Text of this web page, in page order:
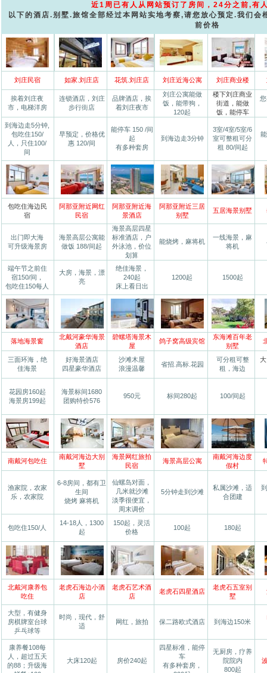
近1周已有人从网站预订了房间，24分之前,有
以下的酒店.别墅.旅馆全部经过本网站实地考察,请您放心预定.我们会
前价格
刘庄民宿 如家.刘庄店 花筑.刘庄店 刘庄近海公寓 刘庄商业楼
挨着刘庄夜
市，电梯洋房
连锁酒店，刘庄
步行街店
品牌酒店，挨
着刘庄夜市
刘庄公寓能做
饭，能带狗，
120起
楼下刘庄商业
街道，能做
饭，能停车
到海边走5分钟,
包吃住150/
人，只住100/
间
早预定，价格优
惠 120/间
能停车 150 /间
起
有多种套房
到海边走3分钟
3室/4室/5室/6
室可整租可分
租 80/间起
包吃住海边民
宿
阿那亚附近网红
民宿
阿那亚附近海
景酒店
阿那亚附近三居
别墅
五居海景别墅
出门即大海
可升级海景房
海景高层公寓能
做饭 188/间起
海景高层四星
标准酒店，户
外泳池，价位
划算
能烧烤，麻将机
一线海景，麻
将机
端午节之前住
宿150/间，
包吃住150每人
大房，海景，漂
亮
绝佳海景，
240起
床上看日出
1200起 1500起
落地海景窗
北戴河豪华海景
酒店
碧螺塔海景木
屋
鸽子窝高级宾馆
东海滩百年老
别墅
三面环海，绝
佳海景
好海景酒店
四星豪华酒店
沙滩木屋
浪漫温馨
省招.高标.花园
可分租可整
租，海边
花园房160起
海景房199起
海景标间1680
团购特价576
950元 标间280起 100/间起
南戴河包吃住
南戴河海边大别
墅
海景网红旅拍
民宿
海景高层公寓
南戴河海边度
假村
渔家院，农家
乐，农家院
6-8房间，都有卫
生间
烧烤 麻将机
仙螺岛对面，
几米就沙滩
淡季很便宜，
周末调价
5分钟走到沙滩
私属沙滩，适
合团建
包吃住150/人
14-18人，1300
起
150起，灵活
价格
100起 180起
北戴河康养包
吃住
老虎石海边小酒
店
老虎石艺术酒
店
老虎石四星酒店
老虎石五室别
墅
大型，有健身
房棋牌室台球
乒乓球等
时尚，现代，舒
适
网红，旅拍 保二路欧式酒店 到海边150米
康养餐108每
人，超过五天
的88；升级海
大床120起 房价240起
四星标准，能停
车
有多种套房，
无厨房，疗养
院院内
800起